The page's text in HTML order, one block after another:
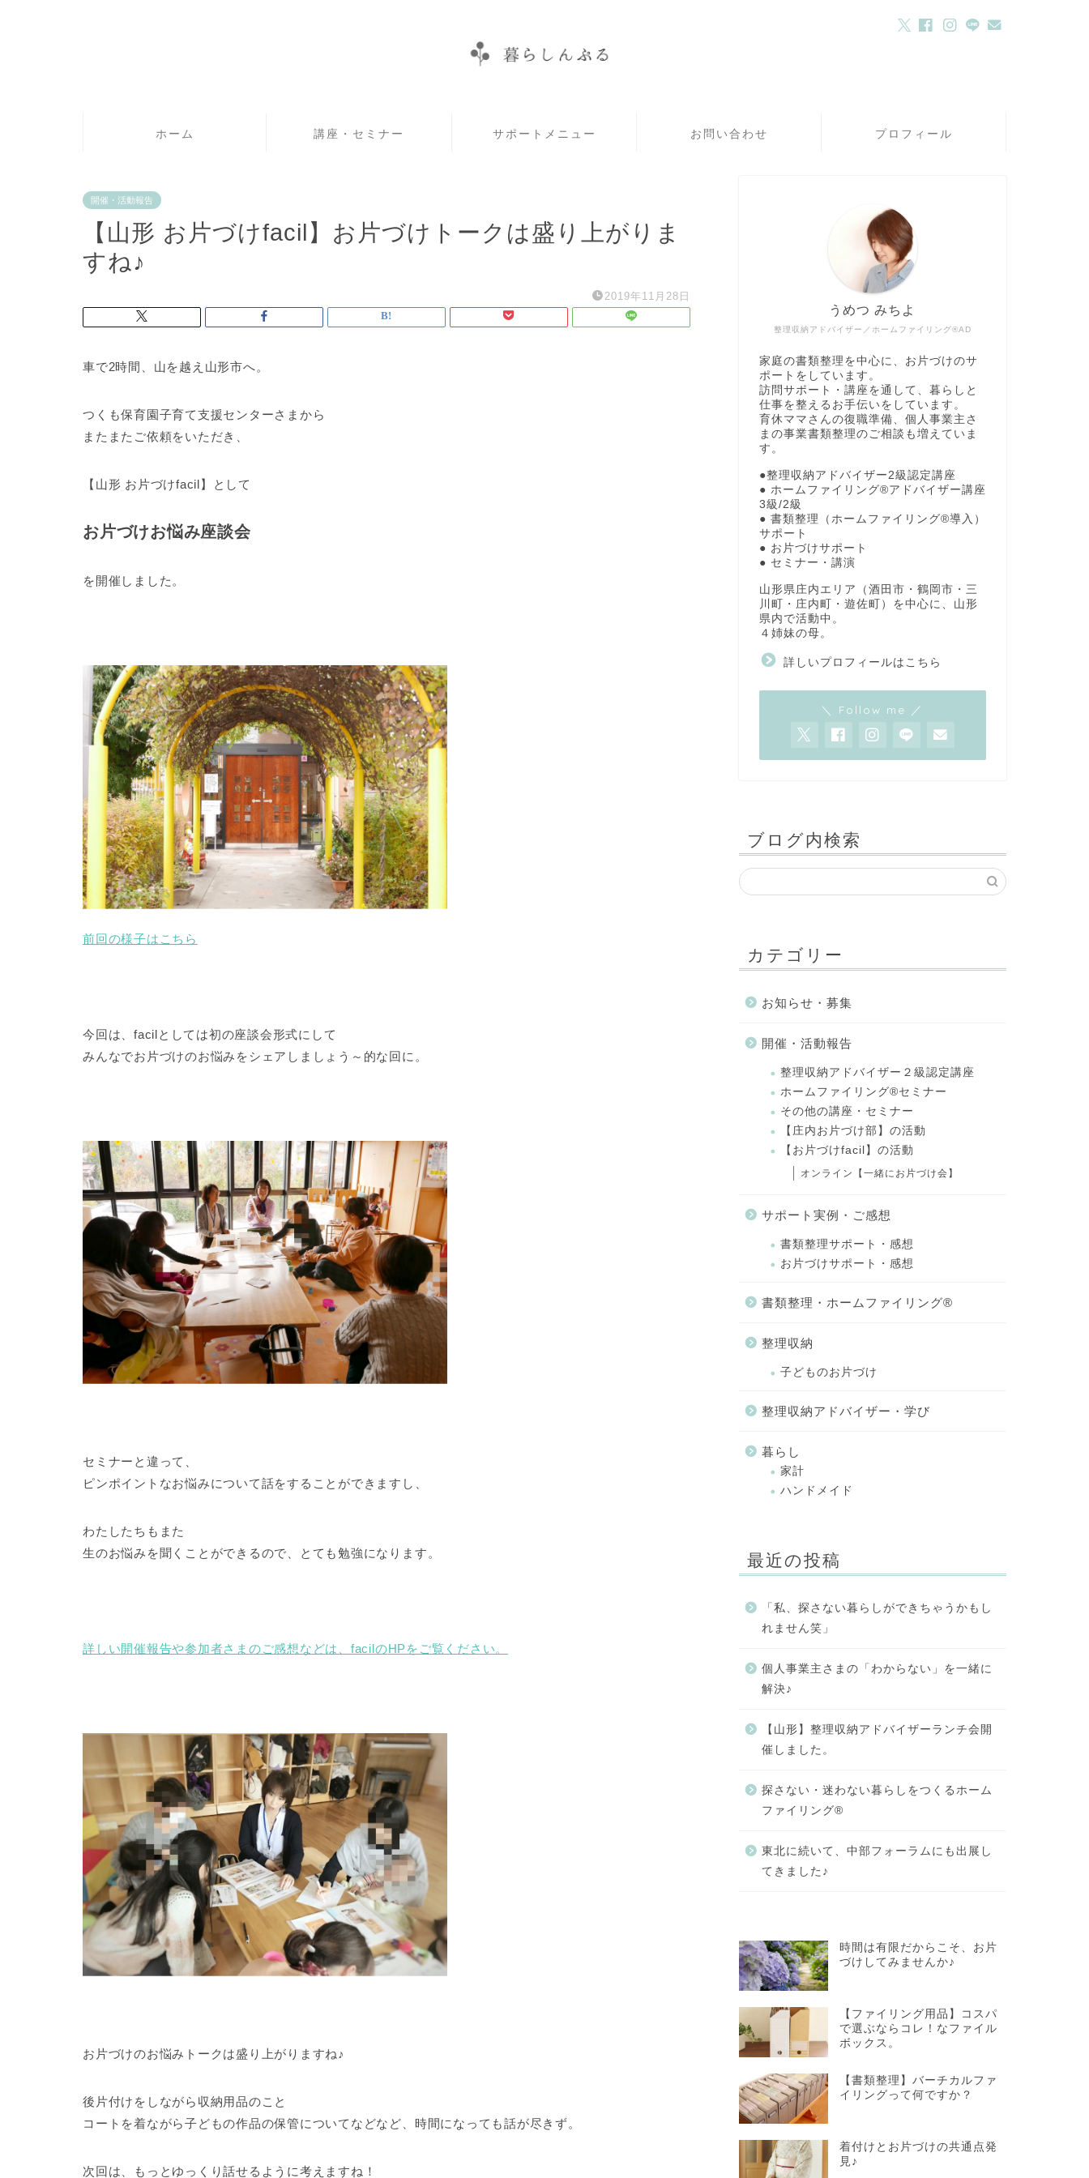
ホーム 講座・セミナー サポートメニュー お問い合わせ プロフィール
開催・活動報告
【山形 お片づけfacil】お片づけトークは盛り上がりま
すね♪
2019年11月28日
車で2時間、山を越え山形市へ。
つくも保育園子育て支援センターさまから
またまたご依頼をいただき、
【山形 お片づけfacil】として
お片づけお悩み座談会
を開催しました。
前回の様子はこちら
今回は、facilとしては初の座談会形式にして
みんなでお片づけのお悩みをシェアしましょう～的な回に。
セミナーと違って、
ピンポイントなお悩みについて話をすることができますし、
わたしたちもまた
生のお悩みを聞くことができるので、とても勉強になります。
詳しい開催報告や参加者さまのご感想などは、 facilのHPをご覧ください。
お片づけのお悩みトークは盛り上がりますね♪
後片付けをしながら収納用品のこと
コートを着ながら子どもの作品の保管についてなどなど、時間になっても話が尽きず。
次回は、もっとゆっくり話せるように考えますね！
整理収納アドバイザー／ホームファイリング®AD
うめつ みちよ
家庭の書類整理を中心に、お片づけのサ
ポートをしています。
訪問サポート・講座を通して、暮らしと
仕事を整えるお手伝いをしています。
育休ママさんの復職準備、個人事業主さ
まの事業書類整理のご相談も増えていま
す。
●整理収納アドバイザー2級認定講座
● ホームファイリング®アドバイザー講座
3級/2級
● 書類整理（ホームファイリング®導入）
サポート
● お片づけサポート
● セミナー・講演
山形県庄内エリア（酒田市・鶴岡市・三
川町・庄内町・遊佐町）を中心に、山形
県内で活動中。
４姉妹の母。
詳しいプロフィールはこちら
＼ Follow me ／
ブログ内検索
カテゴリー
お知らせ・募集
開催・活動報告
整理収納アドバイザー２級認定講座
ホームファイリング®セミナー
その他の講座・セミナー
【庄内お片づけ部】の活動
【お片づけfacil】の活動
オンライン【一緒にお片づけ会】
サポート実例・ご感想
書類整理サポート・感想
お片づけサポート・感想
書類整理・ホームファイリング®
整理収納
子どものお片づけ
整理収納アドバイザー・学び
暮らし
家計
ハンドメイド
最近の投稿
「私、探さない暮らしができちゃうかもし
れません笑」
個人事業主さまの「わからない」を一緒に
解決♪
【山形】整理収納アドバイザーランチ会開
催しました。
探さない・迷わない暮らしをつくるホーム
ファイリング®
東北に続いて、中部フォーラムにも出展し
てきました♪
時間は有限だからこそ、お片
づけしてみませんか♪
【ファイリング用品】コスパ
で選ぶならコレ！なファイル
ボックス。
【書類整理】バーチカルファ
イリングって何ですか？
着付けとお片づけの共通点発
見♪